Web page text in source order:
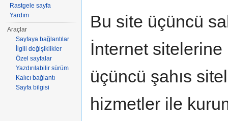
Bu site üçüncü
İnternet sitelerine
üçüncü şahıs
hizmetler ile
Rastgele sayfa
Yardım
Araçlar
Sayfaya bağlantılar
İlgili değişiklikler
Özel sayfalar
Yazdırılabilir sürüm
Kalıcı bağlantı
Sayfa bilgisi